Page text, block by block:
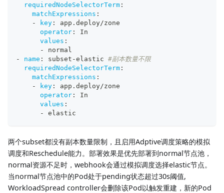
requiredNodeSelectorTerm :
matchExpressions :
-
key :
app.deploy/zone
operator :
In
values :
-
normal
-
name : subset -elastic #副本数量不限
requiredNodeSelectorTerm :
matchExpressions :
-
key :
app.deploy/zone
operator :
In
values :
-
elastic
两个subset都没有副本数量限制，且启用Adptive调度策略的模拟
调度和Reschedule能力。部署效果是优先部署到normal节点池，
normal资源不足时，webhook会通过模拟调度选择elastic节点。
当normal节点池中的Pod处于pending状态超过30s阈值,
WorkloadSpread controller会删除该Pod以触发重建，新的Pod